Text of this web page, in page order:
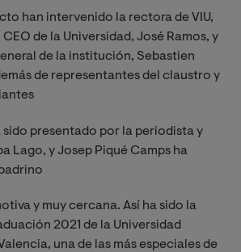
han intervenido la rectora de VIU,
CEO de la Universidad, José Ramos, y
de la institución, Sebastien
de representantes del claustro y
sido presentado por la periodista y
Lago, y Josep Piqué Camps ha
y muy cercana. Así ha sido la
2021 de la Universidad
una de las más especiales de